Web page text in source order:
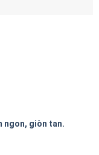
ngon, giòn tan.